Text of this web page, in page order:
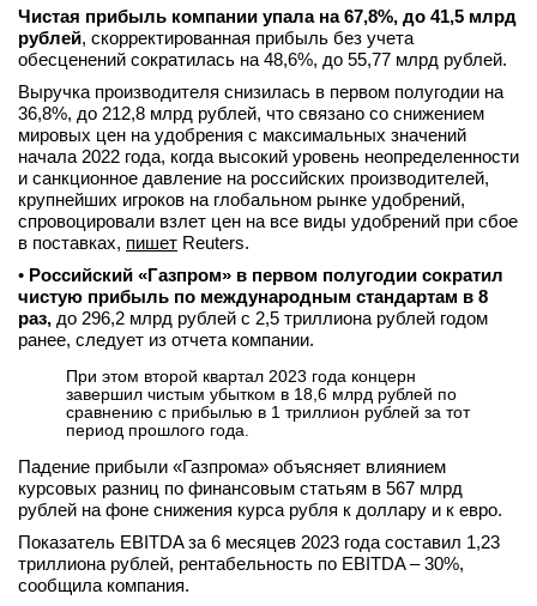
Чистая прибыль компании упала на 67,8%, до 41,5 млрд
рублей, скорректированная прибыль без учета
обесценений сократилась на 48,6%, до 55,77 млрд рублей.
Выручка производителя снизилась в первом полугодии на
36,8%, до 212,8 млрд рублей, что связано со снижением
мировых цен на удобрения с максимальных значений
начала 2022 года, когда высокий уровень неопределенности
и санкционное давление на российских производителей,
крупнейших игроков на глобальном рынке удобрений,
спровоцировали взлет цен на все виды удобрений при сбое
в поставках, пишет Reuters.
• Российский «Газпром» в первом полугодии сократил
чистую прибыль по международным стандартам в 8
раз, до 296,2 млрд рублей с 2,5 триллиона рублей годом
ранее, следует из отчета компании.
При этом второй квартал 2023 года концерн
завершил чистым убытком в 18,6 млрд рублей по
сравнению с прибылью в 1 триллион рублей за тот
период прошлого года.
Падение прибыли «Газпрома» объясняет влиянием
курсовых разниц по финансовым статьям в 567 млрд
рублей на фоне снижения курса рубля к доллару и к евро.
Показатель EBITDA за 6 месяцев 2023 года составил 1,23
триллиона рублей, рентабельность по EBITDA – 30%,
сообщила компания.